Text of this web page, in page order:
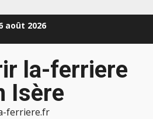
août 2026
la-ferriere
Isère
ferriere.fr